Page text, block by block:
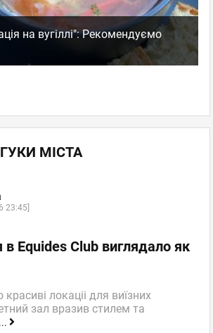
на вугіллі": Рекомендуємо
МІСТА
23:45]
в Equides Club виглядало як
локаціі для виїзних
зал вразив стилем та
...